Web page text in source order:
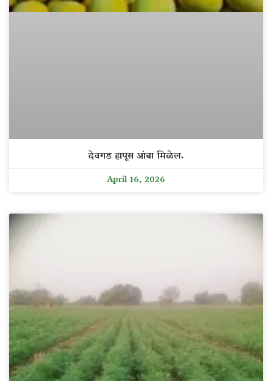
देवगड हापूस आंबा मिळेल.
April 16, 2026